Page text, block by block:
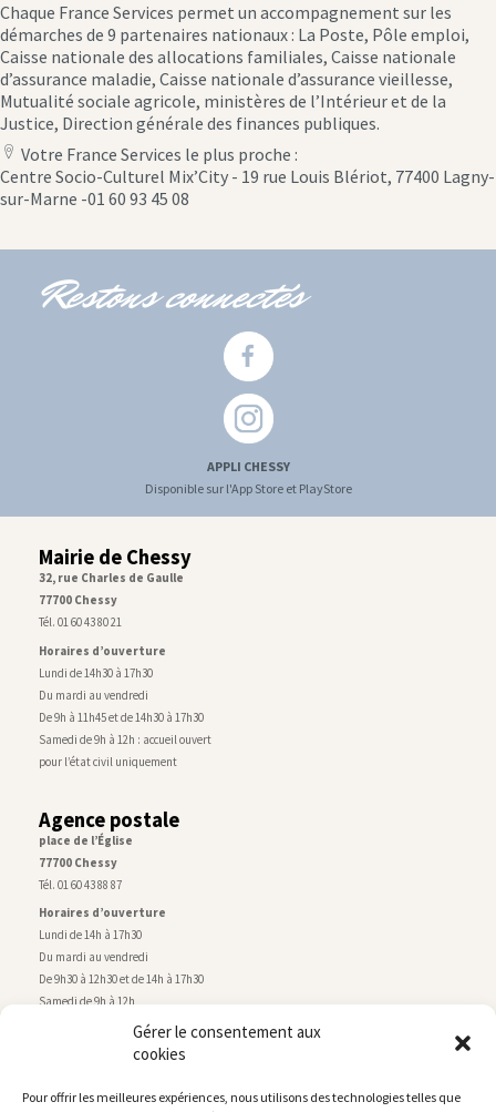
Gérer le consentement aux
cookies
Pour offrir les meilleures expériences, nous utilisons des technologies telles que
Chaque France Services permet un accompagnement sur les
démarches de 9 partenaires nationaux : La Poste, Pôle emploi,
Caisse nationale des allocations familiales, Caisse nationale
d’assurance maladie, Caisse nationale d’assurance vieillesse,
Mutualité sociale agricole, ministères de l’Intérieur et de la
Justice, Direction générale des finances publiques.
location
icon
Votre France Services le plus proche :
Centre Socio-Culturel Mix’City - 19 rue Louis Blériot, 77400 Lagny-
sur-Marne -01 60 93 45 08
Restons connectés
APPLI CHESSY
Disponible sur l'App Store et PlayStore
Mairie de Chessy
32, rue Charles de Gaulle
77700 Chessy
Tél. 01 60 43 80 21
Horaires d’ouverture
Lundi de 14h30 à 17h30
Du mardi au vendredi
De 9h à 11h45 et de 14h30 à 17h30
Samedi de 9h à 12h : accueil ouvert
pour l’état civil uniquement
Agence postale
place de l’Église
77700 Chessy
Tél. 01 60 43 88 87
Horaires d’ouverture
Lundi de 14h à 17h30
Du mardi au vendredi
De 9h30 à 12h30 et de 14h à 17h30
Samedi de 9h à 12h
Service technique
rue de Montry–77700 Chessy